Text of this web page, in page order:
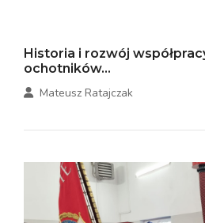
Historia i rozwój
ochotników...
Mateusz Ratajczak